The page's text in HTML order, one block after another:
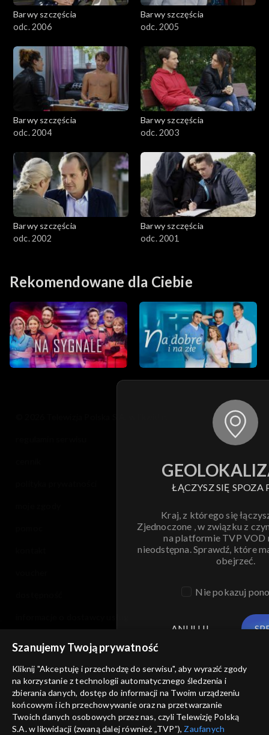
Barwy szczęścia
odc. 2006
Barwy szczęścia
odc. 2005
Barwy szczęścia
odc. 2004
Barwy szczęścia
odc. 2003
Barwy szczęścia
odc. 2002
Barwy szczęścia
odc. 2001
Rekomendowane dla Ciebie
ŁĄCZYSZ SIĘ SPOZA
Kraj, z którego się
Zjednoczone , w związku z
na platformie TVP VOD
nieodstępna. Sprawdź, które
obejrzeć.
Nie pokazuj
ANULUJ
Szanujemy Twoją prywatność
Kliknij "Akceptuję i przechodzę do serwisu", aby wyrazić zgody
na korzystanie z technologii automatycznego śledzenia i
zbierania danych, dostęp do informacji na Twoim urządzeniu
końcowym i ich przechowywanie oraz na przetwarzanie
Twoich danych osobowych przez nas, czyli Telewizję Polską
S.A. w likwidacji (zwaną dalej również „TVP”), Zaufanych